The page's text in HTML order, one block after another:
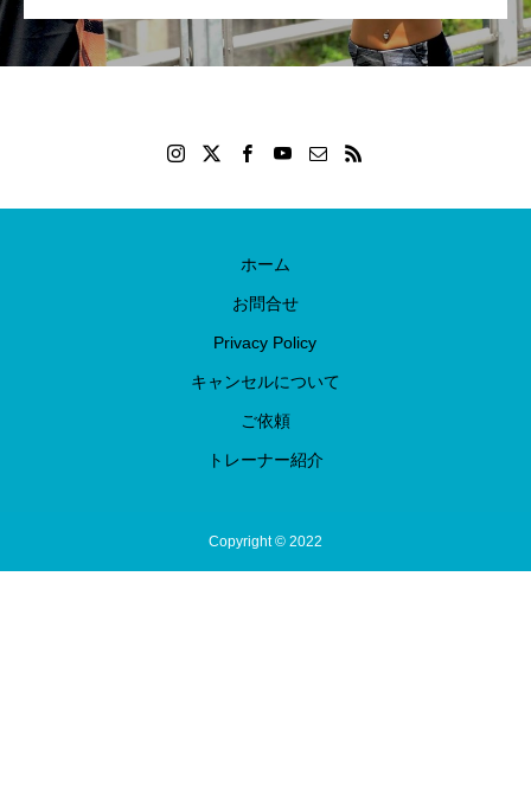
ホーム
お問合せ
Privacy Policy
キャンセルについて
ご依頼
トレーナー紹介
Copyright © 2022